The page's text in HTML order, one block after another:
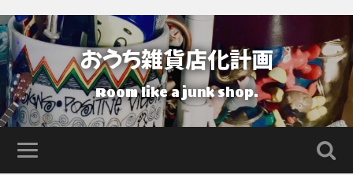
おうち雑貨店化計画
Room like a junk shop.